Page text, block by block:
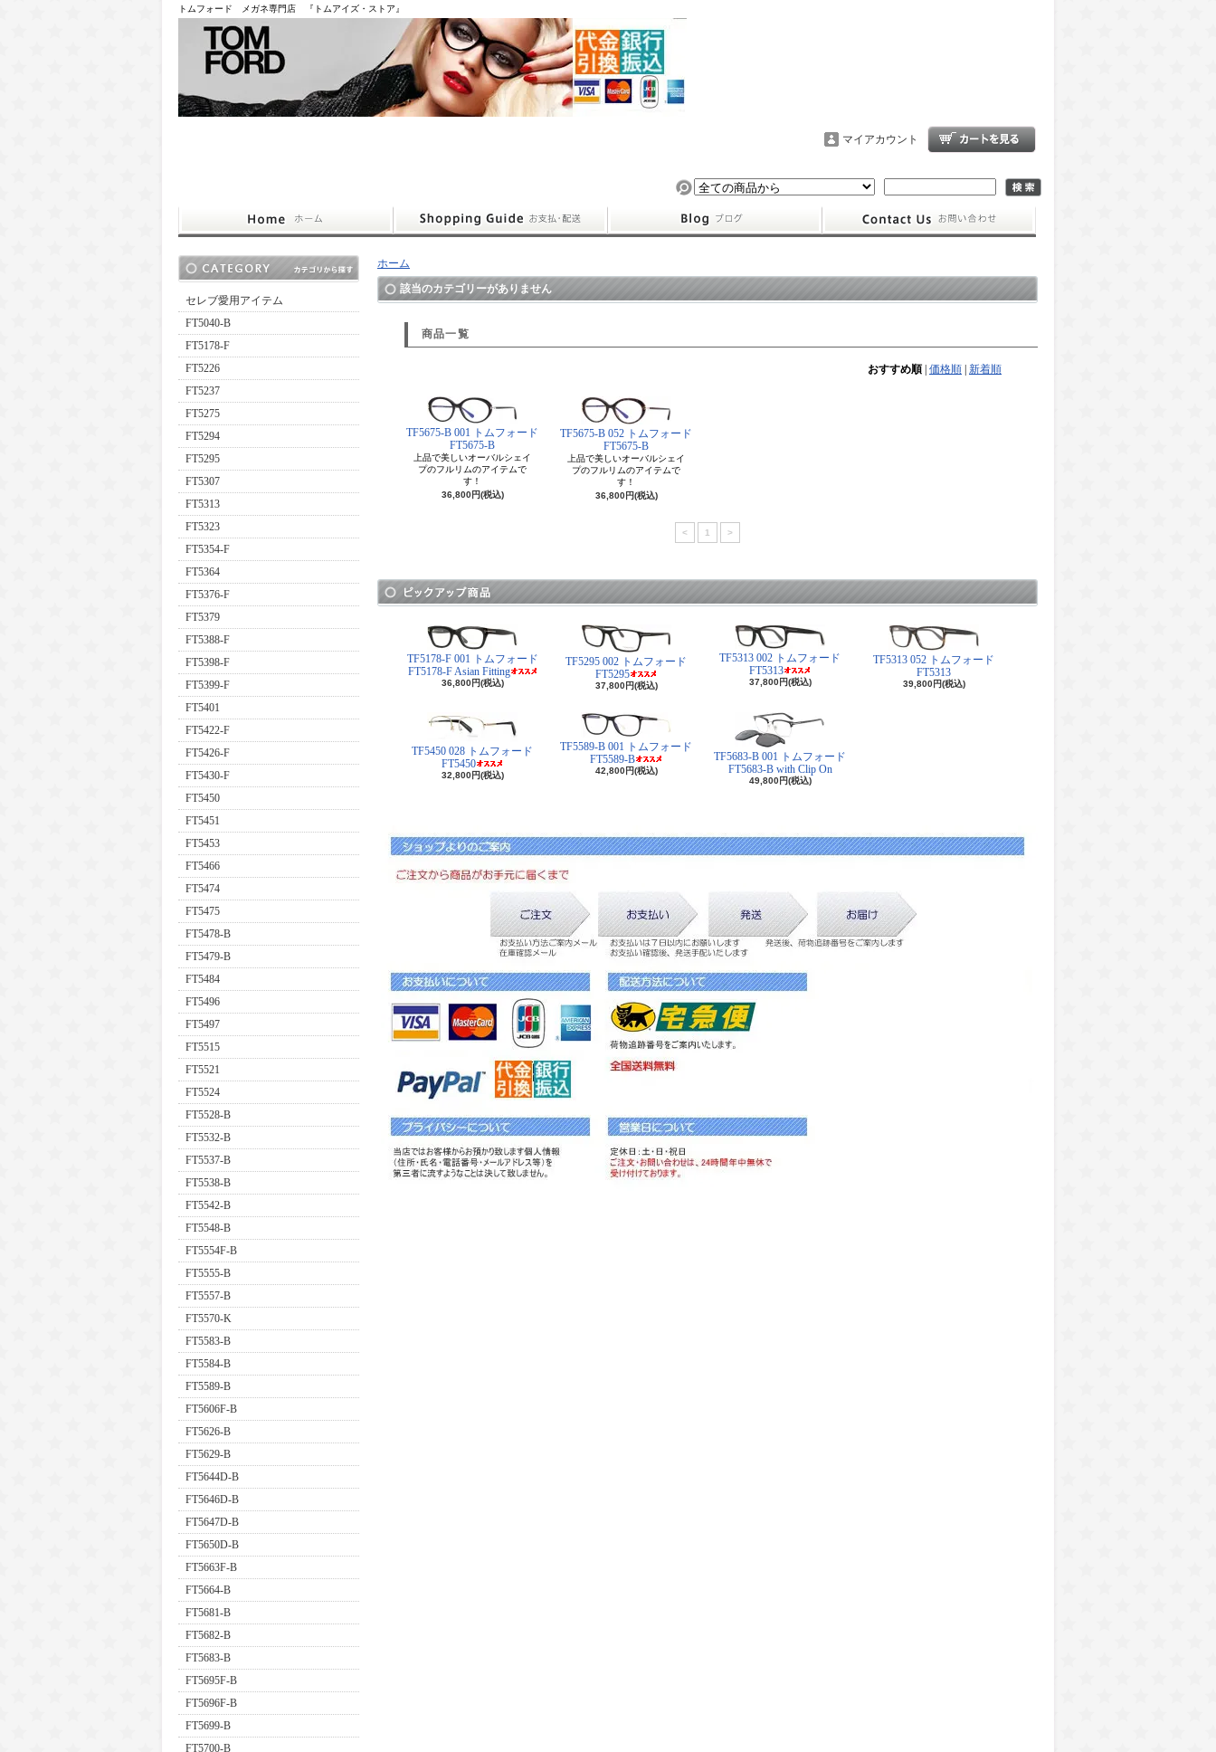
トムフォード メガネ専門店 『トムアイズ・ストア』
マイアカウント
セレブ愛用アイテム
FT5040-B
FT5178-F
FT5226
FT5237
FT5275
FT5294
FT5295
FT5307
FT5313
FT5323
FT5354-F
FT5364
FT5376-F
FT5379
FT5388-F
FT5398-F
FT5399-F
FT5401
FT5422-F
FT5426-F
FT5430-F
FT5450
FT5451
FT5453
FT5466
FT5474
FT5475
FT5478-B
FT5479-B
FT5484
FT5496
FT5497
FT5515
FT5521
FT5524
FT5528-B
FT5532-B
FT5537-B
FT5538-B
FT5542-B
FT5548-B
FT5554F-B
FT5555-B
FT5557-B
FT5570-K
FT5583-B
FT5584-B
FT5589-B
FT5606F-B
FT5626-B
FT5629-B
FT5644D-B
FT5646D-B
FT5647D-B
FT5650D-B
FT5663F-B
FT5664-B
FT5681-B
FT5682-B
FT5683-B
FT5695F-B
FT5696F-B
FT5699-B
FT5700-B
ホーム
該当のカテゴリーがありません
商品一覧
おすすめ順 価格順 新着順
TF5675-B 001 トムフォード
FT5675-B
上品で美しいオーバルシェイ
プのフルリムのアイテムで
す！
36,800円(税込)
TF5675-B 052 トムフォード
FT5675-B
上品で美しいオーバルシェイ
プのフルリムのアイテムで
す！
36,800円(税込)
< 1 >
TF5178-F 001 トムフォード
FT5178-F Asian Fitting
36,800円(税込)
TF5295 002 トムフォード
FT5295
37,800円(税込)
TF5313 002 トムフォード
FT5313
37,800円(税込)
TF5313 052 トムフォード
FT5313
39,800円(税込)
TF5450 028 トムフォード
FT5450
32,800円(税込)
TF5589-B 001 トムフォード
FT5589-B
42,800円(税込)
TF5683-B 001 トムフォード
FT5683-B with Clip On
49,800円(税込)